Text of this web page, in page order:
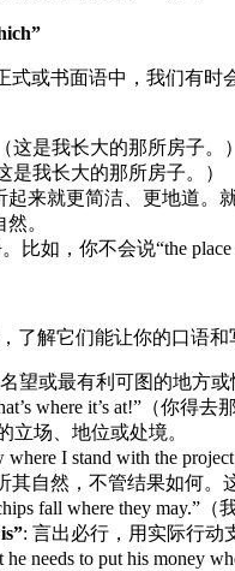
或书面语中，我们有时
这是我长大的那所房子。）
是我长大的那所房子。）
起来就更简洁、更地道
。
如，你不会说“the place
了解它们能让你的口语和
望或最有利可图的地方
where it’s at!”（你得
立场、地位或处境。
where I stand with the
其自然，不管结果如何。
fall where they may.”
: 言出必行，用实际行动
he needs to put his